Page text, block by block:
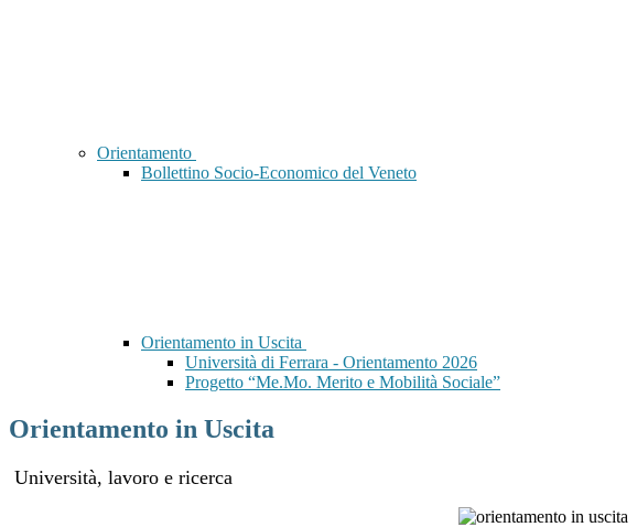
Orientamento
Bollettino Socio-Economico del Veneto
Orientamento in Uscita
Università di Ferrara - Orientamento 2026
Progetto “Me.Mo. Merito e Mobilità Sociale”
Orientamento in Uscita
Università, lavoro e ricerca